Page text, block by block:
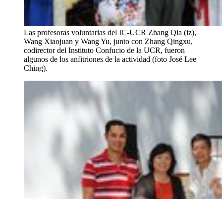
Las profesoras voluntarias del IC-UCR Zhang Qia (iz),
Wang Xiaojuan y Wang Yu, junto con Zhang Qingxu,
codirector del Instituto Confucio de la UCR, fueron
algunos de los anfitriones de la actividad (foto José Lee
Ching).